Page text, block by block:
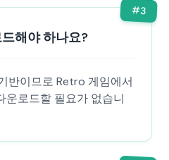
#3
해야 하나요?
반이므로 Retro 게임에서
운로드할 필요가 없습니